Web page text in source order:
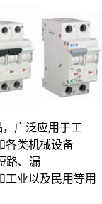
广泛应用于工
各类机械设备
路、漏
工业以及民用等用